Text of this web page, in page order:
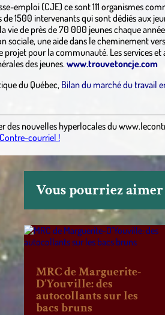
emploi (CJE) ce sont 111 organismes
de 1500 intervenants qui sont dédiés aux
vie de près de 70 000 jeunes chaque
sociale, une aide dans le cheminement
projet pour la communauté. Les services et
des jeunes.www.trouvetoncje.com
du Québec,Bilan du marché du travail
des nouvelles hyperlocalesdu
courriel !
Vous pourriez aimer
MRC de Marguerite-
D’Youville: des
autocollants sur les
bacs bruns